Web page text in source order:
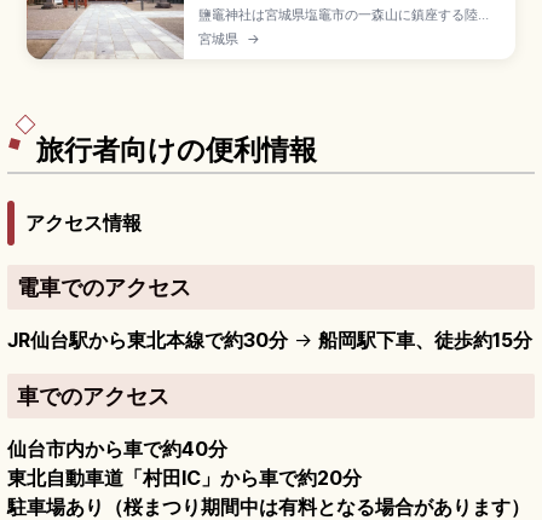
鹽竈神社は宮城県塩竈市の一森山に鎮座する陸奥
國一宮で、塩土老翁神を主祭神に祀る格式高い古
社です。地元では「しおがまさま」の愛称で親し
宮城県 →
旅行者向けの便利情報
アクセス情報
電車でのアクセス
JR仙台駅から東北本線で約30分→ 船岡駅下車、徒歩約15分
車でのアクセス
仙台市内から車で約40分
東北自動車道「村田IC」から車で約20分
駐車場あり（桜まつり期間中は有料となる場合があります）